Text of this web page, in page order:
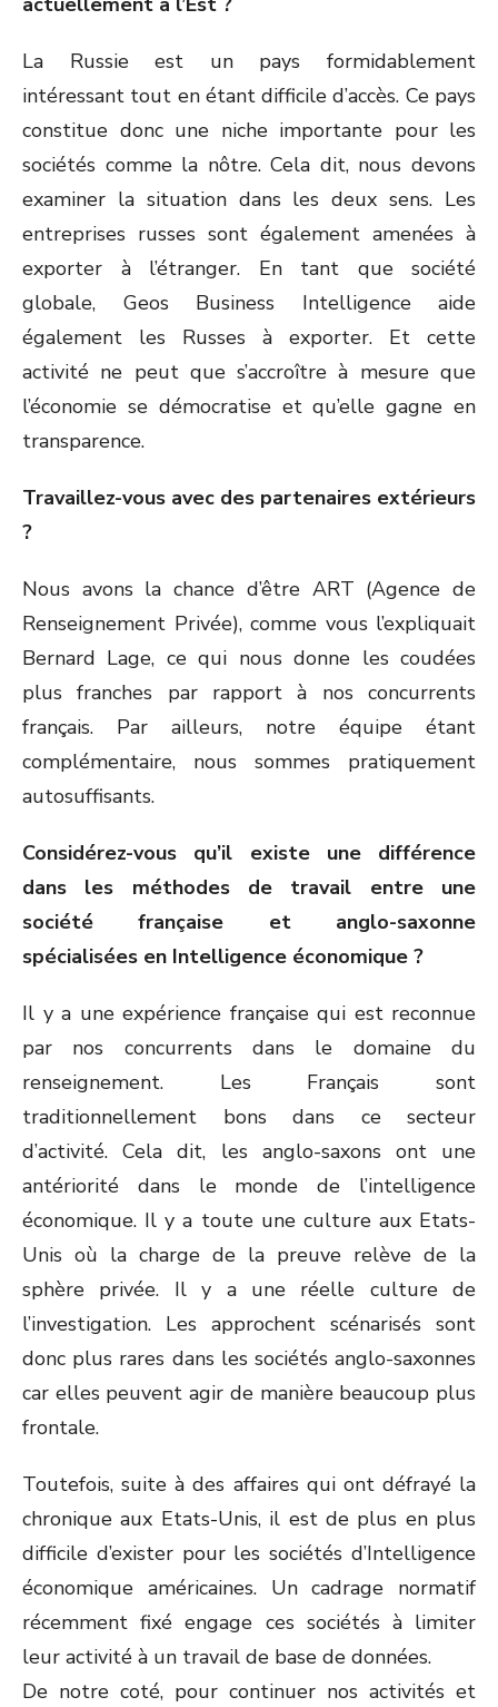
La Russie est un pays formidablement
intéressant tout en étant difficile d’accès. Ce pays
constitue donc une niche importante pour les
sociétés comme la nôtre. Cela dit, nous devons
examiner la situation dans les deux sens. Les
entreprises russes sont également amenées à
exporter à l’étranger. En tant que société
globale, Geos Business Intelligence aide
également les Russes à exporter. Et cette
activité ne peut que s’accroître à mesure que
l’économie se démocratise et qu’elle gagne en
transparence.
Travaillez-vous avec des partenaires extérieurs
?
Nous avons la chance d’être ART (Agence de
Renseignement Privée), comme vous l’expliquait
Bernard Lage, ce qui nous donne les coudées
plus franches par rapport à nos concurrents
français. Par ailleurs, notre équipe étant
complémentaire, nous sommes pratiquement
autosuffisants.
Considérez-vous qu’il existe une différence
dans les méthodes de travail entre une
société française et anglo-saxonne
spécialisées en Intelligence économique ?
Il y a une expérience française qui est reconnue
par nos concurrents dans le domaine du
renseignement. Les Français sont
traditionnellement bons dans ce secteur
d’activité. Cela dit, les anglo-saxons ont une
antériorité dans le monde de l’intelligence
économique. Il y a toute une culture aux Etats-
Unis où la charge de la preuve relève de la
sphère privée. Il y a une réelle culture de
l’investigation. Les approchent scénarisés sont
donc plus rares dans les sociétés anglo-saxonnes
car elles peuvent agir de manière beaucoup plus
frontale.
Toutefois, suite à des affaires qui ont défrayé la
chronique aux Etats-Unis, il est de plus en plus
difficile d’exister pour les sociétés d’Intelligence
économique américaines. Un cadrage normatif
récemment fixé engage ces sociétés à limiter
leur activité à un travail de base de données.
De notre coté, pour continuer nos activités et